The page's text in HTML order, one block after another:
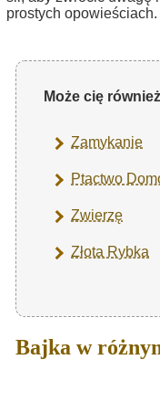
prostych opowieściach.
Może cię
Zamykanie
Ptactwo
Zwierzę
Złota Rybka
Bajka w